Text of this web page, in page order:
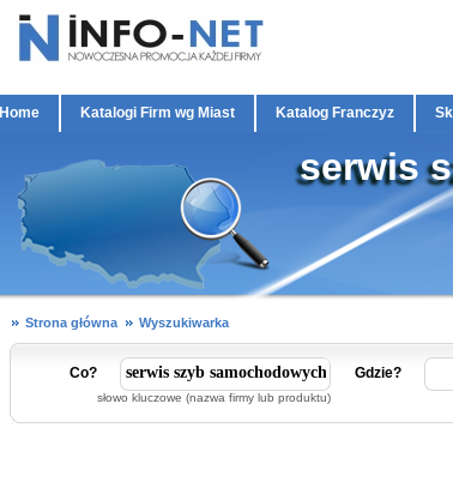
Home Katalogi Firm wg Miast Katalog Franczyz
serwis
Strona główna Wyszukiwarka
Co?
słowo kluczowe (nazwa firmy lub produktu)
Gdzie?